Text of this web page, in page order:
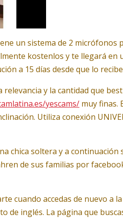
un sistema de 2 micrófonos
kostenlos y te llegará en
a 15 días desde que lo
y la cantidad que
yescams/ muy finas.
Utiliza conexión
chica soltera y a continuación
de sus familias por
cuando accedas de nuevo a la
de inglés. La página que